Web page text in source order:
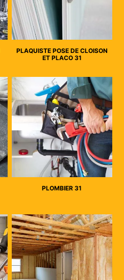
PLAQUISTE POSE DE CLOISON
ET PLACO 31
PLOMBIER 31